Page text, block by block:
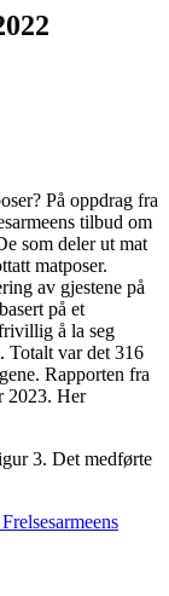
På oppdrag fra
tilbud om
som deler ut mat
matposer.
av gjestene på
på et
å la seg
Totalt var det 316
Rapporten fra
2023. Her
3. Det medførte